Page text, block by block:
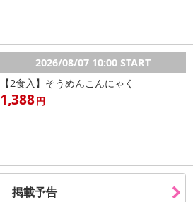
2026/08/07 10:00 START
【2食入】そうめんこんにゃく
1,388円
掲載予告